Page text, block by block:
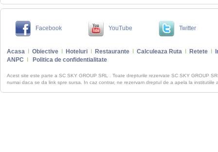
Facebook YouTube Twitter
Acasa Obiective Hoteluri Restaurante Calculeaza Ruta Retete
ANPC
Politica de confidentialitate
Acest site este parte a SC SKY GROUP SRL . Toate drepturile rezervate SC SKY GROUP
numai daca se da link spre sursa. In caz contrar, ne rezervam dreptul de a apela la institutiile